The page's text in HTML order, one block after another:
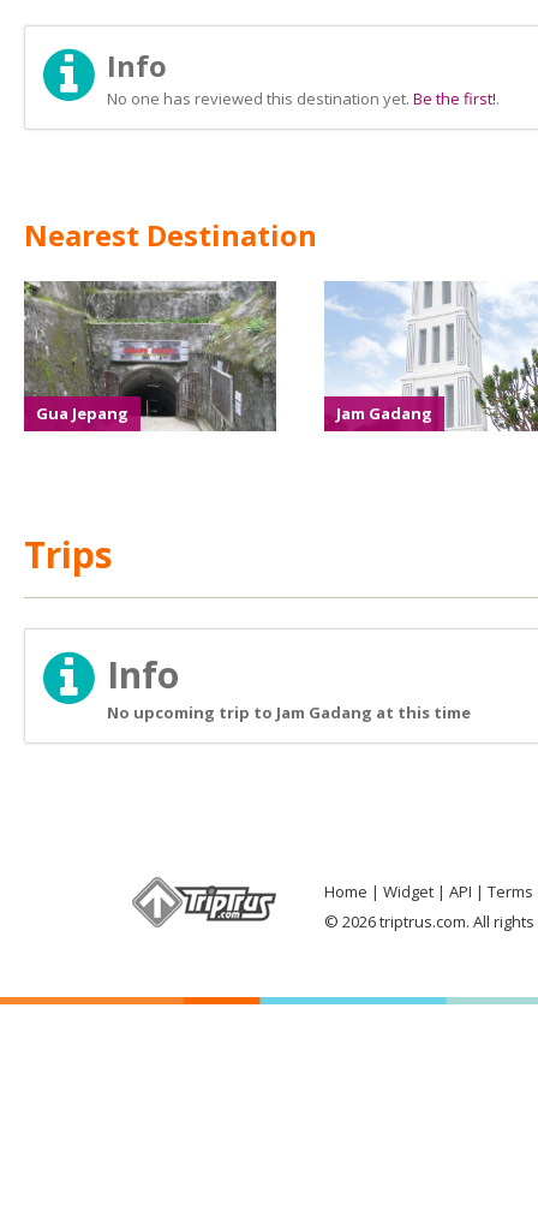
Info
No one has reviewed this destination yet. Be the first!.
Nearest Destination
Gua Jepang Jam Gadang
Trips
Info
No upcoming trip to Jam Gadang at this time
Home Widget API
Terms
© 2026 triptrus.com. All